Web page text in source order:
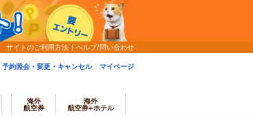
サイトのご利用方法 ヘルプ/問い合わせ
予約照会・変更・キャンセル マイページ
海外
航空券
海外
航空券+ホテル